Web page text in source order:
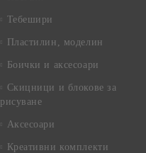
Тебешири
Пластилин, моделин
Боички и аксесоари
Скицници и блокове за
рисуване
Аксесоари
Креативни комплекти